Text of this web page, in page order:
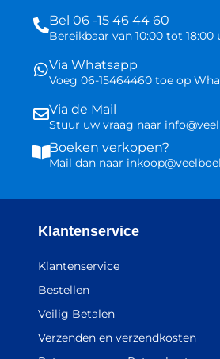
Bel 06 -15 46 44 60
Bereikbaar van 10:00 tot 18:00
Via Whatsapp
Voeg 06-15464460 toe op
Via de Mail
Stuur uw vraag naar
Boeken verkopen?
Mail dan naar
Klantenservice
Klantenservice
Bestellen
Veilig Betalen
Verzenden en verzendkosten